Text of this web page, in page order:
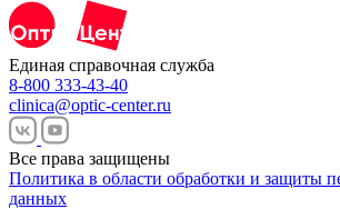
Единая справочная служба
8-800 333-43-40
clinica@optic-center.ru
Все права защищены
Политика в области обработки и защиты
данных